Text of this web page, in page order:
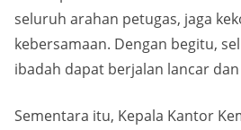
seluruh arahan petugas, jaga
kebersamaan. Dengan begitu,
ibadah dapat berjalan lancar dan
Sementara itu, Kepala Kantor